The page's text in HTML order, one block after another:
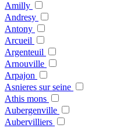
Amilly
Andresy
Antony
Arcueil
Argenteuil
Arnouville
Arpajon
Asnieres sur seine
Athis mons
Aubergenville
Aubervilliers